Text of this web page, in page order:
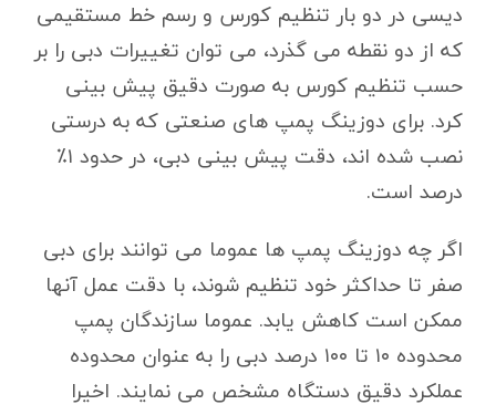
دیسی در دو بار تنظیم کورس و رسم خط مستقیمی
که از دو نقطه می گذرد، می توان تغییرات دبی را بر
حسب تنظیم کورس به صورت دقیق پیش بینی
کرد. برای دوزینگ پمپ های صنعتی که به درستی
نصب شده اند، دقت پیش بینی دبی، در حدود ۱٪
درصد است.
اگر چه دوزینگ پمپ ها عموما می توانند برای دبی
صفر تا حداکثر خود تنظیم شوند، با دقت عمل آنها
ممکن است کاهش یابد. عموما سازندگان پمپ
محدوده ۱۰ تا ۱۰۰ درصد دبی را به عنوان محدوده
عملکرد دقیق دستگاه مشخص می نمایند. اخیرا